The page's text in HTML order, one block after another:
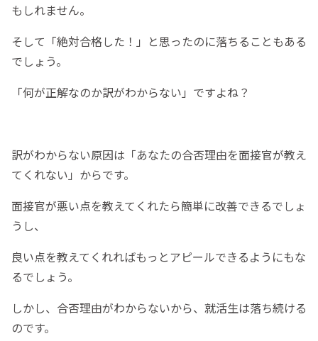
もしれません。
そして「絶対合格した！」と思ったのに落ちることもある
でしょう。
「何が正解なのか訳がわからない」ですよね？
訳がわからない原因は「あなたの合否理由を面接官が教え
てくれない」からです。
面接官が悪い点を教えてくれたら簡単に改善できるでしょ
うし、
良い点を教えてくれればもっとアピールできるようにもな
るでしょう。
しかし、合否理由がわからないから、就活生は落ち続ける
のです。